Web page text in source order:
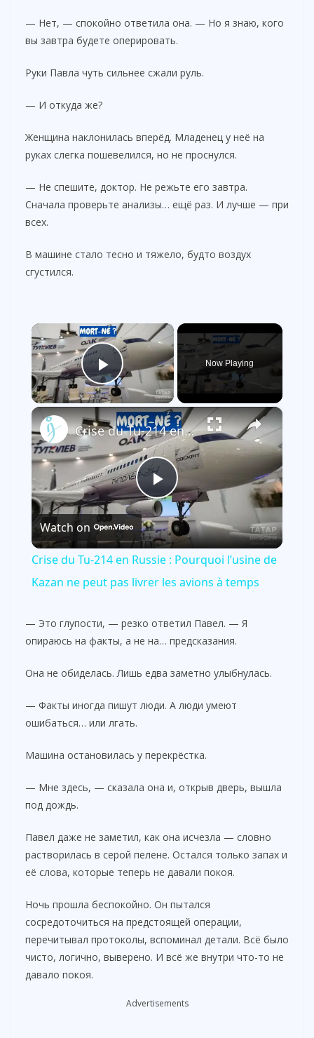
— Нет, — спокойно ответила она. — Но я знаю, кого
вы завтра будете оперировать.
Руки Павла чуть сильнее сжали руль.
— И откуда же?
Женщина наклонилась вперёд. Младенец у неё на
руках слегка пошевелился, но не проснулся.
— Не спешите, доктор. Не режьте его завтра.
Сначала проверьте анализы… ещё раз. И лучше — при
всех.
В машине стало тесно и тяжело, будто воздух
сгустился.
×
Play Video
Now Playing
×
P
l
a
y
V
i
d
e
o
Crise du Tu-214 en Russie : Pourquoi l’usine de Kazan ne peut pas livrer les avions à temps
Watch on
Crise du Tu-214 en Russie : Pourquoi l’usine de
Kazan ne peut pas livrer les avions à temps
— Это глупости, — резко ответил Павел. — Я
опираюсь на факты, а не на… предсказания.
Она не обиделась. Лишь едва заметно улыбнулась.
— Факты иногда пишут люди. А люди умеют
ошибаться… или лгать.
Машина остановилась у перекрёстка.
— Мне здесь, — сказала она и, открыв дверь, вышла
под дождь.
Павел даже не заметил, как она исчезла — словно
растворилась в серой пелене. Остался только запах и
её слова, которые теперь не давали покоя.
Ночь прошла беспокойно. Он пытался
сосредоточиться на предстоящей операции,
перечитывал протоколы, вспоминал детали. Всё было
чисто, логично, выверено. И всё же внутри что-то не
давало покоя.
Advertisements